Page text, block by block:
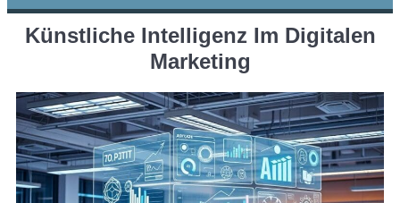
Künstliche Intelligenz Im Digitalen
Marketing